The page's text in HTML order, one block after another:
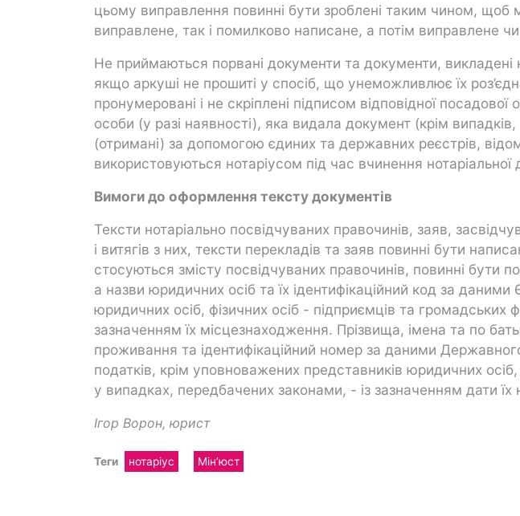
цьому виправлення повинні бути зроблені таким чином, щоб
виправлене, так і помилково написане, а потім виправлене
Не приймаються порвані документи та документи, викладені
якщо аркуші не прошиті у спосіб, що унеможливлює їх
пронумеровані і не скріплені підписом відповідної
особи (у разі наявності), яка видала документ (крім
(отримані) за допомогою єдиних та державних реєстрів,
використовуються нотаріусом під час вчинення нотаріальної
Вимоги до оформлення тексту документів
Тексти нотаріально посвідчуваних правочинів, заяв,
і витягів з них, тексти перекладів та заяв повинні бути
стосуються змісту посвідчуваних правочинів, повинні бути
а назви юридичних осіб та їх ідентифікаційний код за
юридичних осіб, фізичних осіб - підприємців та громадських
зазначенням їх місцезнаходження. Прізвища, імена та по
проживання та ідентифікаційний номер за даними
податків, крім уповноважених представників юридичних
у випадках, передбачених законами, - із зазначенням дати
Ігор Ворон, юрист
Теги нотаріус Мін’юст